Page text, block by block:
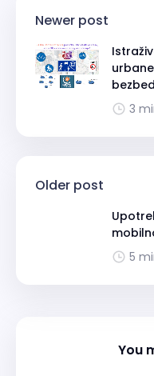
Newer post
3
Older post
5
You